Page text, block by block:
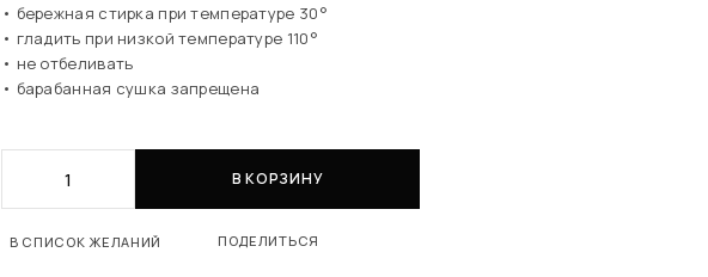
• бережная стирка при температуре 30°
• гладить при низкой температуре 110°
• не отбеливать
• барабанная сушка запрещена
В КОРЗИНУ
В СПИСОК ЖЕЛАНИЙ ПОДЕЛИТЬСЯ